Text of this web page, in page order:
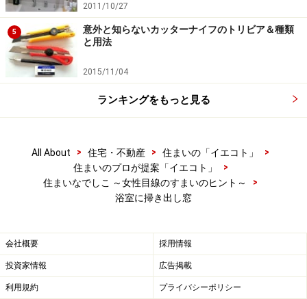
とで、プライバシーを確保。デッキ上には人感センサー
付きの照明を設け、掃き出し窓には防犯ガラスを選ん
だ。もちろん、換気のため窓を開ける際など、日々の暮
らしの中でも、それなりの注意をはらっている。
ワタシたちの暮らしには、掃き出し窓のある浴室は大正
解なのだが、少しシンドイのが冬場の寒さ。もちろん複
層ガラスだけれど、やっぱり冬は冷えるのだ。予想はし
い。浴室用のブラインドなど設置すれば、少しは違うか
なぁ～など、考えないこともないけれど、外の眺めを楽
しみながら入浴するのが目的だったし……。
2011/10/27
5
意外と知らないカッターナイフのトリビア＆種類
と用法
2015/11/04
ランキングをもっと見る
All About > 住宅・不動産 > 住まいの「イエコト」
>
住まいのプロが提案「イエコト」
>
住まいなでしこ ～女性目線のすまいのヒント～
>
浴室に掃き出し窓
会社概要 採用情報
投資家情報 広告掲載
利用規約 プライバシーポリシー